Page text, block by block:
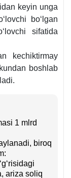
keyin unga
boʻlgan
sifatida
kechiktirmay
boshlab
1 mlrd
biroq
ariza soliq